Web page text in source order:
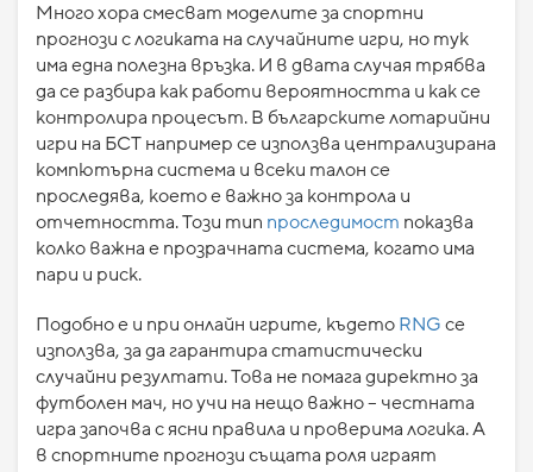
Много хора смесват моделите за спортни
прогнози с логиката на случайните игри, но тук
има една полезна връзка. И в двата случая трябва
да се разбира как работи вероятността и как се
контролира процесът. В българските лотарийни
игри на БСТ например се използва централизирана
компютърна система и всеки талон се
проследява, което е важно за контрола и
отчетността. Този тип проследимост показва
колко важна е прозрачната система, когато има
пари и риск.
Подобно е и при онлайн игрите, където RNG се
използва, за да гарантира статистически
случайни резултати. Това не помага директно за
футболен мач, но учи на нещо важно – честната
игра започва с ясни правила и проверима логика. А
в спортните прогнози същата роля играят